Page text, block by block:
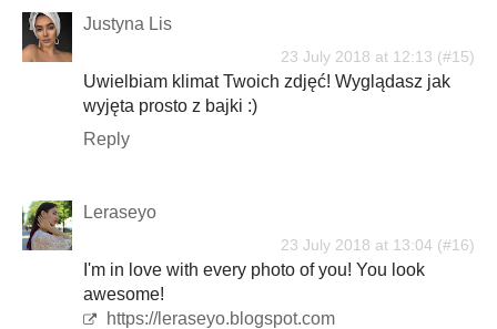
Justyna Lis
23 July 2018 at 12:13
Uwielbiam klimat Twoich zdjęć! Wyglądasz jak
wyjęta prosto z bajki :)
Reply
Leraseyo
23 July 2018 at 13:04
I'm in love with every photo of you! You look
awesome!
https://leraseyo.blogspot.com